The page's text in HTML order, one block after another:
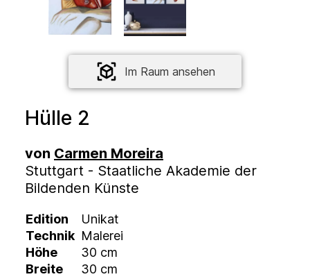
Im Raum ansehen
Hülle 2
von Carmen Moreira
Stuttgart - Staatliche Akademie der
Bildenden Künste
Edition
Unikat
Technik Malerei
Höhe
30 cm
Breite
30 cm